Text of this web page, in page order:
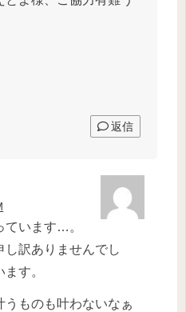
返信
ています…。
し訳ありませんでし
す。
うものも叶わないなぁ